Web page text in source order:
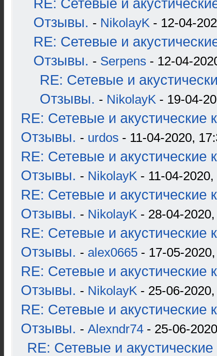
RE: Сетевые и
Отзывы. - NikolayK - 12-04-
RE: Сетевые и
Отзывы. - Serpens - 12-04-
RE: Сетевые и
Отзывы. - NikolayK - 19-04-
RE: Сетевые и акустические
Отзывы. - urdos - 11-04-2020,
RE: Сетевые и акустические
Отзывы. - NikolayK - 11-04-
RE: Сетевые и акустические
Отзывы. - NikolayK - 28-04-
RE: Сетевые и акустические
Отзывы. - alex0665 - 17-05-
RE: Сетевые и акустические
Отзывы. - NikolayK - 25-06-
RE: Сетевые и акустические
Отзывы. - Alexndr74 - 25-06-
RE: Сетевые и